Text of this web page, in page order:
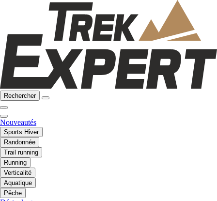
Rechercher
Nouveautés
Sports Hiver
Randonnée
Trail running
Running
Verticalité
Aquatique
Pêche